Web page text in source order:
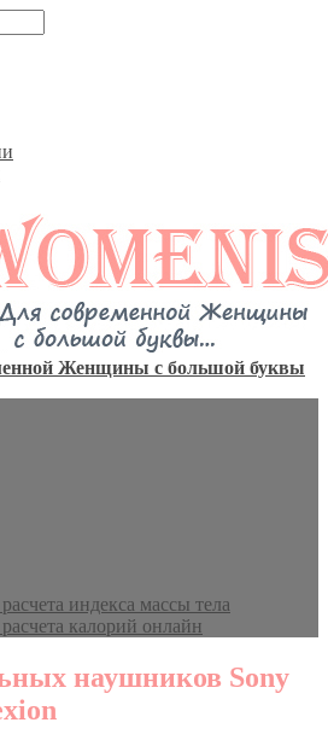
Женщины с большой буквы
индекса массы тела
калорий онлайн
наушников Sony